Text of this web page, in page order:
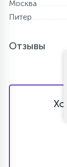
Москва
Питер
Отзывы